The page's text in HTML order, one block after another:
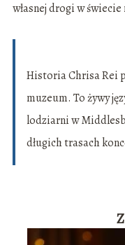
własnej drogi w
Historia Chrisa Rei
muzeum. To żywy
lodziarni w
długich trasach